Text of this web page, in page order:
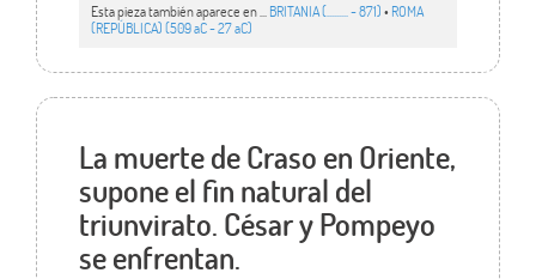
Esta pieza también aparece en ... BRITANIA (......... - 871)• ROMA
(REPÚBLICA) (509 aC - 27 aC)
La muerte de Craso en Oriente,
supone el fin natural del
triunvirato. César y Pompeyo
se enfrentan.